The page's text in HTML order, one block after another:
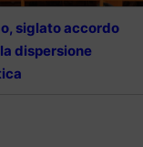
siglato accordo
dispersione